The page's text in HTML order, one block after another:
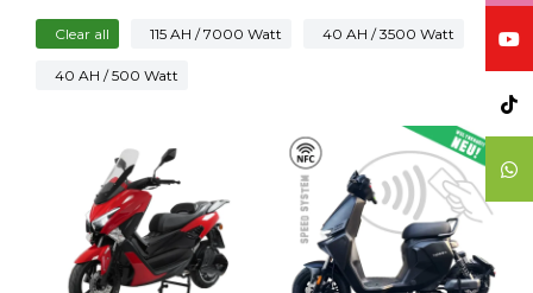
Clear all 115 AH / 7000 Watt 40 AH / 3500 Watt
40 AH / 500 Watt